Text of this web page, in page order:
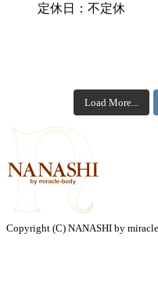
定休日：不定休
Load More...
Copyright (C) NANASHI by